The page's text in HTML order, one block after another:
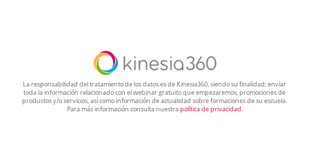
La responsabilidad del tratamiento de los datos es de Kinesia360, siendo su finalidad; enviar
toda la información relacionado con el webinar gratuito que empezaremos, promociones de
productos y/o servicios, así como información de actualidad sobre formaciones de su escuela.
Para más información consulta nuestrapolítica de privacidad.